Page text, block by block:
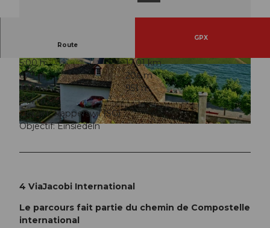
© Zürich Tourismus
© Rapperswil Zürichsee Tourismus © Einsiedeln-Ybrig-Zürichsee Tourismus
Route
GPX
5:00 h
17,01 km
679 m
206 m
407 m
951 m
544 m
Départ: Rapperswil (SG)
Objectif: Einsiedeln
4 ViaJacobi International
Le parcours fait partie du chemin de Compostelle
international